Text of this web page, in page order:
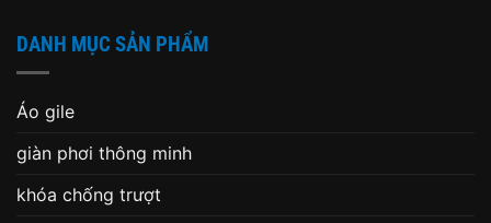
DANH MỤC SẢN PHẨM
Áo gile
giàn phơi thông minh
khóa chống trượt